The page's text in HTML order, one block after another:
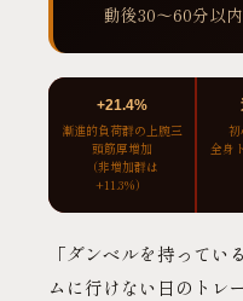
動後30〜60分以
+21.4%
漸進的負荷群の上腕三
頭筋厚増加
（非増加群は
+11.3%）
全身
「ダンベルを持って
ムに行けない日のトレ